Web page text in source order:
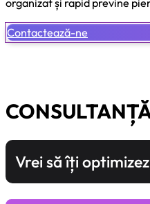
organizat și rapid previne
Contactează-ne
Vrei să îți